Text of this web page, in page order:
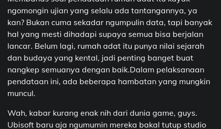
ngomongin ujian yang selalu ada tantangannya, ya
kan? Bukan cuma sekadar ngumpulin data, tapi banyak
hal yang mesti dihadapi supaya semua bisa berjalan
lancar. Belum lagi, rumah adat itu punya nilai sejarah
dan budaya yang kental, jadi penting banget buat
nangkep semuanya dengan baik.Dalam pelaksanaan
pendataan ini, ada beberapa hambatan yang mungkin
muncul.
Wah, kabar kurang enak nih dari dunia game, guys.
Ubisoft baru aja ngumumin mereka bakal tutup studio